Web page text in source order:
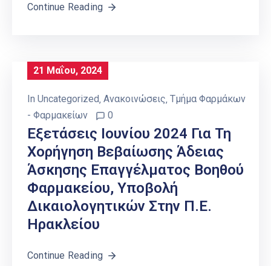
Continue Reading
21 Μαΐου, 2024
In Uncategorized‚ Ανακοινώσεις‚ Τμήμα Φαρμάκων
- Φαρμακείων
0
Εξετάσεις Ιουνίου 2024 Για Τη
Χορήγηση Βεβαίωσης Άδειας
Άσκησης Επαγγέλματος Βοηθού
Φαρμακείου, Υποβολή
Δικαιολογητικών Στην Π.Ε.
Ηρακλείου
Continue Reading